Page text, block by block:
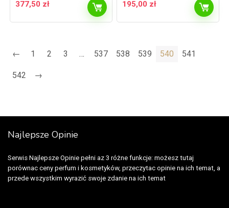
377,50 zł 195,00 zł
← 1 2 3 … 537 538 539 540 541
542 →
Najlepsze Opinie
Serwis Najlepsze Opinie pełni az 3 różne funkcje: możesz tutaj
porównac ceny perfum i kosmetyków, przeczytac opinie na ich temat, a
przede wszystkim wyrazić swoje zdanie na ich temat